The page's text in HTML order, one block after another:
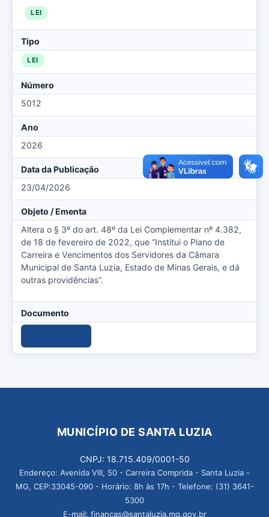
LEI
Tipo
LEI
Número
5012
Ano
2026
Data da Publicação
23/04/2026
Objeto / Ementa
Altera o § 3º do art. 48º da Lei Complementar nº 4.382,
de 18 de fevereiro de 2022, que “Institui o Plano de
Carreira e Vencimentos dos Servidores da Câmara
Municipal de Santa Luzia, Estado de Minas Gerais, e dá
outras providências”.
Documento
MUNICÍPIO DE SANTA LUZIA
CNPJ: 18.715.409/0001-50
Endereço: Avenida VIII, 50 - Carreira Comprida - Santa Luzia -
MG, CEP:33045-090 - Horário: 8h às 17h - Telefone: (31) 3641-
5300
E-mail: financas@santaluzia.mg.gov.br